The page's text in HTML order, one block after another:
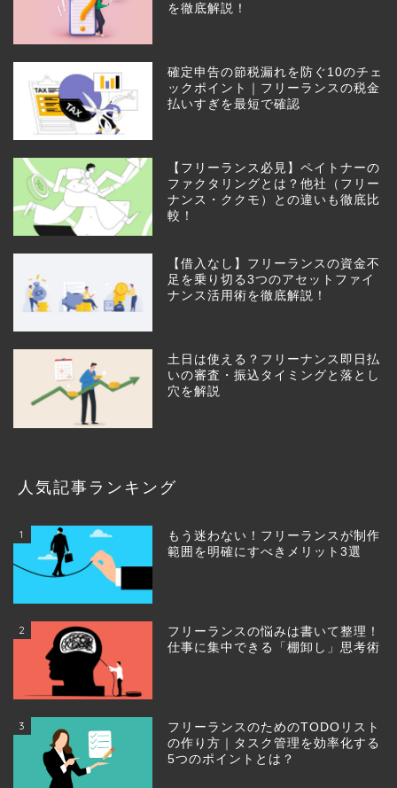
を徹底解説！
確定申告の節税漏れを防ぐ10のチェ
ックポイント｜フリーランスの税金
払いすぎを最短で確認
【フリーランス必見】ペイトナーの
ファクタリングとは？他社（フリー
ナンス・ククモ）との違いも徹底比
較！
【借入なし】フリーランスの資金不
足を乗り切る3つのアセットファイ
ナンス活用術を徹底解説！
土日は使える？フリーナンス即日払
いの審査・振込タイミングと落とし
穴を解説
人気記事ランキング
1
もう迷わない！フリーランスが制作
範囲を明確にすべきメリット3選
2
フリーランスの悩みは書いて整理！
仕事に集中できる「棚卸し」思考術
3
フリーランスのためのTODOリスト
の作り方｜タスク管理を効率化する
5つのポイントとは？